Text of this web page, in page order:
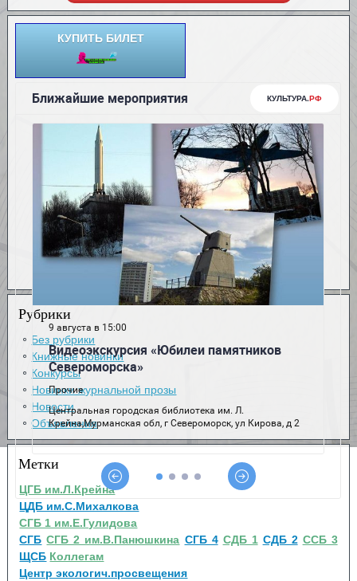
КУПИТЬ БИЛЕТ
Рубрики
Без рубрики
Книжные новинки
Конкурсы
Новинки журнальной прозы
Новости
Объявления
Метки
ЦГБ им.Л.Крейна
ЦДБ им.С.Михалкова
СГБ 1 им.Е.Гулидова
СГБ СГБ 2 им.В.Панюшкина СГБ 4 СДБ 1 СДБ 2 ССБ 3
ЩСБ Коллегам
Центр экологич.просвещения